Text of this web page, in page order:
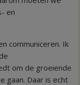
en
communiceren. Ik
om de groeiende
gaan. Daar is echt